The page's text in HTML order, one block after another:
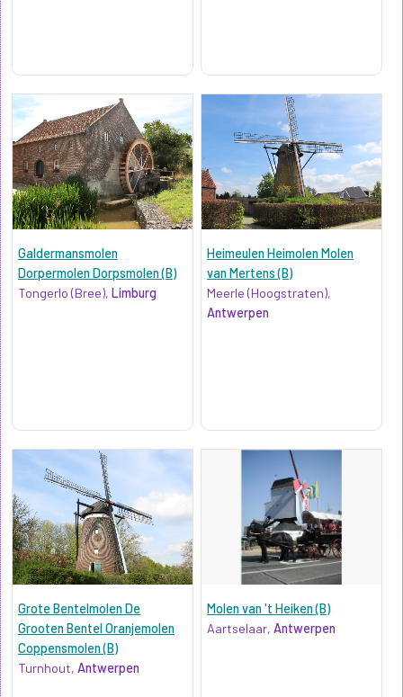
Galdermansmolen
Dorpermolen Dorpsmolen (B)
Tongerlo (Bree), Limburg
Heimeulen Heimolen Molen
van Mertens (B)
Meerle (Hoogstraten),
Antwerpen
Grote Bentelmolen De
Grooten Bentel Oranjemolen
Coppensmolen (B)
Turnhout, Antwerpen
Molen van 't Heiken (B)
Aartselaar,Antwerpen